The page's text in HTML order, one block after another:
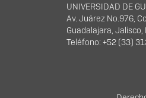
UNIVERSIDAD DE
Av. Juárez No.976,
Guadalajara, Jalisco,
Teléfono: +52 (33)